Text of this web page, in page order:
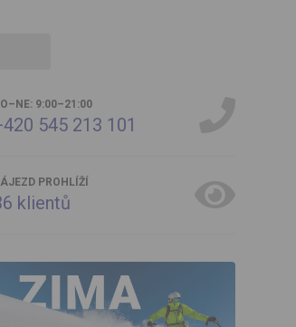
9:00–21:00
545 213 101
PROHLÍŽÍ
klientů